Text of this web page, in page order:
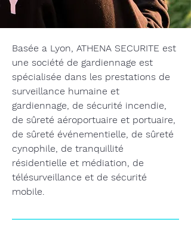
Basée a Lyon, ATHENA SECURITE est
une société de gardiennage est
spécialisée dans les prestations de
surveillance humaine et
gardiennage, de sécurité incendie,
de sûreté aéroportuaire et portuaire,
de sûreté événementielle, de sûreté
cynophile, de tranquillité
résidentielle et médiation, de
télésurveillance et de sécurité
mobile.
Notre équipe